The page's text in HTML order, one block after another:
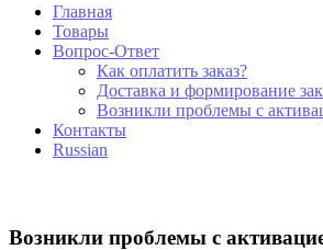
Главная
Товары
Вопрос-Ответ
Как оплатить заказ?
Доставка и формирование
Возникли проблемы с
Контакты
Russian
Возникли проблемы с